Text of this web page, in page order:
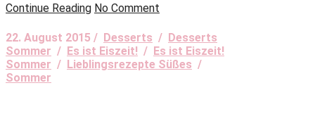
Continue Reading No Comment
22. August 2015 / Desserts / Desserts
Sommer / Es ist Eiszeit! / Es ist Eiszeit!
Sommer / Lieblingsrezepte Süßes /
Sommer